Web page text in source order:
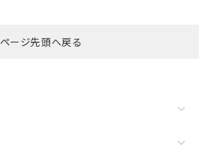
ページ先頭へ戻る